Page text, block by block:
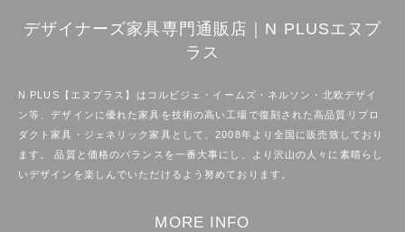
デザイナーズ家具専門通販店｜N PLUSエヌプ
ラス
N PLUS【エヌプラス】はコルビジェ・イームズ・ネルソン・北欧デザイ
ン等、デザインに優れた家具を技術の高い工場で復刻された高品質リプロ
ダクト家具・ジェネリック家具として、2008年より全国に販売致しており
ます。 品質と価格のバランスを一番大事にし、より沢山の人々に素晴らし
いデザインを楽しんでいただけるよう努めております。
MORE INFO